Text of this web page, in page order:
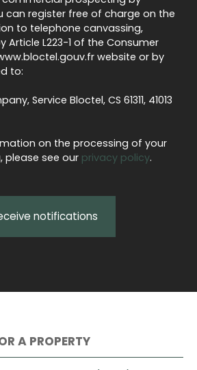
can register free of charge on the
to telephone canvassing,
Article L223-1 of the Consumer
website or by
to:
Service Bloctel, CS 61311, 41013
on the processing of your
please see our privacy policy.
notifications
A PROPERTY